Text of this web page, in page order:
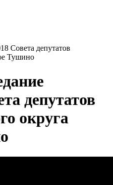
Совета депутатов
Тушино
депутатов
округа